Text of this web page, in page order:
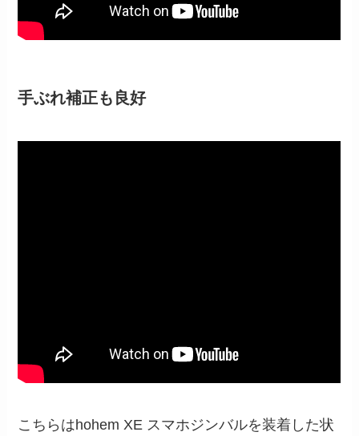
手ぶれ補正も良好
こちらはhohem XE スマホジンバルを装着した状